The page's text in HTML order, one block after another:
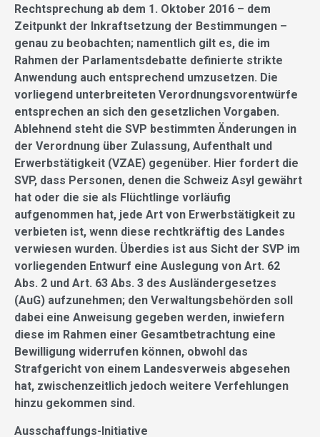
Rechtsprechung ab dem 1. Oktober 2016 – dem
Zeitpunkt der Inkraftsetzung der Bestimmungen –
genau zu beobachten; namentlich gilt es, die im
Rahmen der Parlamentsdebatte definierte strikte
Anwendung auch entsprechend umzusetzen. Die
vorliegend unterbreiteten Verordnungsvorentwürfe
entsprechen an sich den gesetzlichen Vorgaben.
Ablehnend steht die SVP bestimmten Änderungen in
der Verordnung über Zulassung, Aufenthalt und
Erwerbstätigkeit (VZAE) gegenüber. Hier fordert die
SVP, dass Personen, denen die Schweiz Asyl gewährt
hat oder die sie als Flüchtlinge vorläufig
aufgenommen hat, jede Art von Erwerbstätigkeit zu
verbieten ist, wenn diese rechtkräftig des Landes
verwiesen wurden. Überdies ist aus Sicht der SVP im
vorliegenden Entwurf eine Auslegung von Art. 62
Abs. 2 und Art. 63 Abs. 3 des Ausländergesetzes
(AuG) aufzunehmen; den Verwaltungsbehörden soll
dabei eine Anweisung gegeben werden, inwiefern
diese im Rahmen einer Gesamtbetrachtung eine
Bewilligung widerrufen können, obwohl das
Strafgericht von einem Landesverweis abgesehen
hat, zwischenzeitlich jedoch weitere Verfehlungen
hinzu gekommen sind.
Ausschaffungs-Initiative